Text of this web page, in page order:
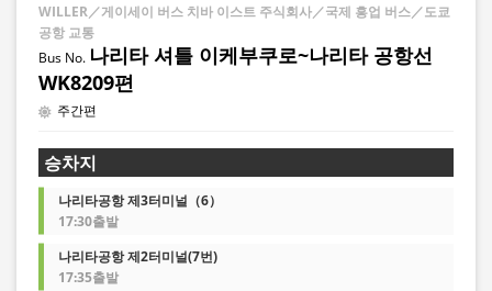
WILLER／게이세이 버스 치바 이스트 주식회사／국제 흥업 버스／도쿄
공항 교통
나리타 셔틀 이케부쿠로~나리타 공항선
WK8209편
주간편
승차지
나리타공항 제3터미널（6）
17:30출발
나리타공항 제2터미널(7번)
17:35출발